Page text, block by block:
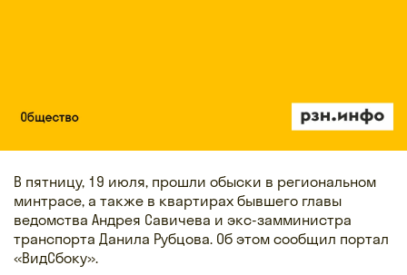
В пятницу, 19 июля, прошли обыски в региональном
минтрасе, а также в квартирах бывшего главы
ведомства Андрея Савичева и экс-замминистра
транспорта Данила Рубцова. Об этом сообщил портал
«ВидСбоку».